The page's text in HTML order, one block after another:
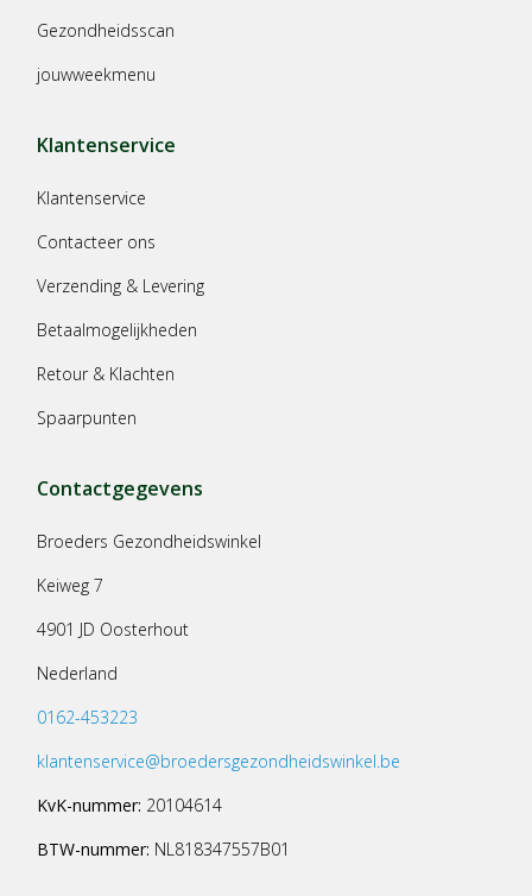
Gezondheidsscan
jouwweekmenu
Klantenservice
Klantenservice
Contacteer ons
Verzending & Levering
Betaalmogelijkheden
Retour & Klachten
Spaarpunten
Contactgegevens
Broeders Gezondheidswinkel
Keiweg 7
4901 JD Oosterhout
Nederland
0162-453223
klantenservice@broedersgezondheidswinkel.be
KvK-nummer: 20104614
BTW-nummer: NL818347557B01